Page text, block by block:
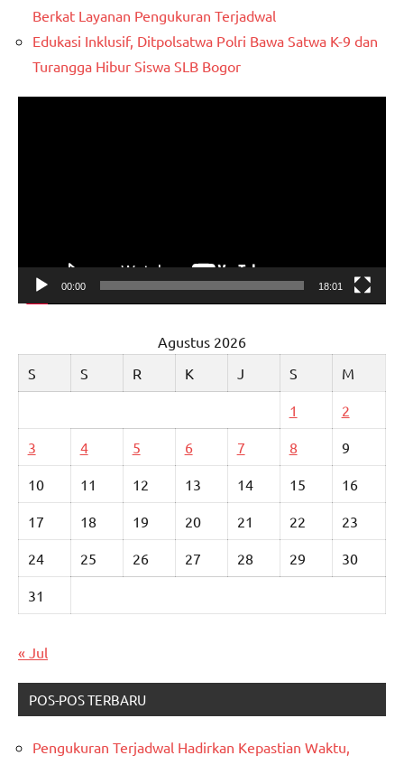
Berkat Layanan Pengukuran Terjadwal
Edukasi Inklusif, Ditpolsatwa Polri Bawa Satwa K-9 dan
Turangga Hibur Siswa SLB Bogor
00:00 18:01
Agustus 2026
S
S R K J S M
1 2
3 4 5 6 7 8 9
10 11 12 13 14 15 16
17 18 19 20 21 22 23
24 25 26 27 28 29 30
31
« Jul
POS-POS TERBARU
Pengukuran Terjadwal Hadirkan Kepastian Waktu,